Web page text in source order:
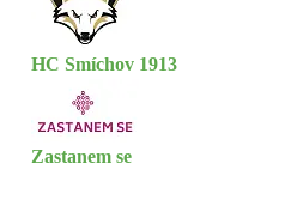
HC Smíchov 1913
Zastanem se